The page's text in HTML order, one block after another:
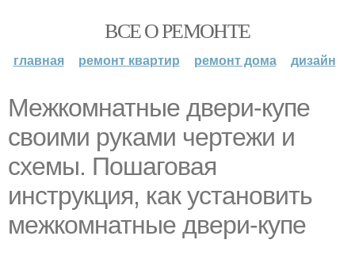
ВСЕ О РЕМОНТЕ
главная ремонт квартир ремонт дома дизайн
Межкомнатные двери-купе
своими руками чертежи и
схемы. Пошаговая
инструкция, как установить
межкомнатные двери-купе